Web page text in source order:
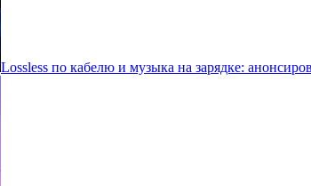
Lossless по кабелю и музыка на зарядке: